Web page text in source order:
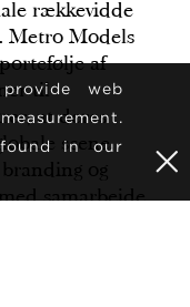
rækkevidde
Metro Models
af
til
at deres
scene.
og
samarbejde
web
in our